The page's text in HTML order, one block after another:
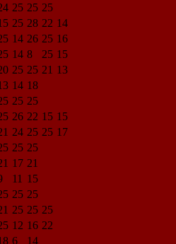
25 25 25
25 28 22 14
14 26 25 16
14 8 25 15
25 25 21 13
14 18
25 25
26 22 15 15
24 25 25 17
25 25
17 21
11 15
25 25
25 25 25
12 16 22
6
14